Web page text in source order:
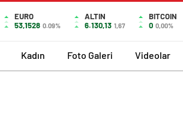
EURO
53,1528 0.09%
ALTIN
6.130,13 1,67
BITCOIN
0 0,00%
Kadın Foto Galeri Videolar